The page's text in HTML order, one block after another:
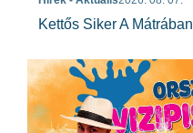
Kettős Siker A Mátrában